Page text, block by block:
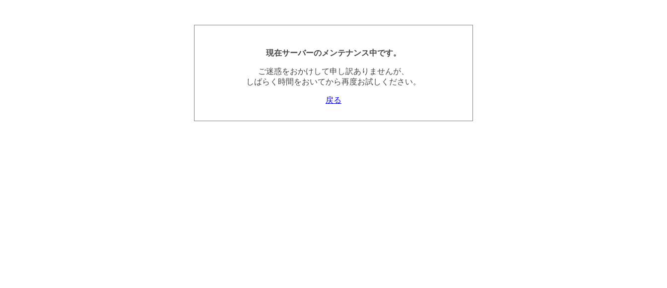
現在サーバーのメンテナンス中です。
ご迷惑をおかけして申し訳ありませんが、
しばらく時間をおいてから再度お試しください。
戻る